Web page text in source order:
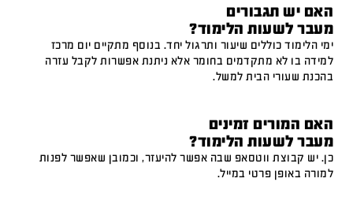
האם יש תגבורים
מעבר לשעות הלימוד?
ימי הלימוד כוללים שיעור ותרגול יחד. בנוסף מתקיים יום מרכז
למידה בו לא מתקדמים בחומר אלא ניתנת אפשרות לקבל עזרה
בהכנת שעורי הבית למשל.
האם המורים זמינים
מעבר לשעות הלימוד?
כן. יש קבוצת ווטסאפ שבה אפשר להיעזר, וכמובן שאפשר לפנות
למורה באופן פרטי במייל.